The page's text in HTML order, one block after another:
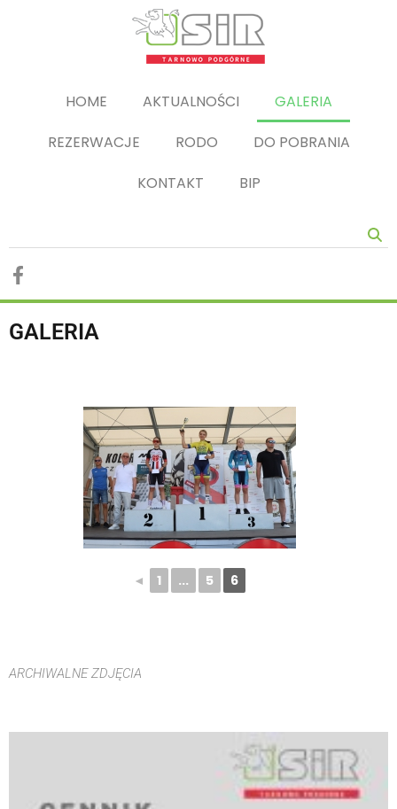
HOME AKTUALNOŚCI
GALERIA
REZERWACJE
RODO
DO POBRANIA
KONTAKT
BIP
GALERIA
◄ 1 ... 5 6
ARCHIWALNE ZDJĘCIA